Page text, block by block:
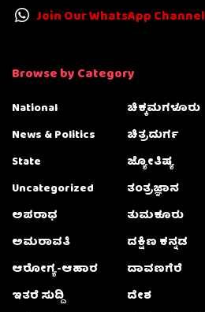
Join Our WhatsApp Channel
Browse by Category
National
News & Politics
State
Uncategorized
ಅಪರಾಧ
ಅಮರಾವತಿ
ಆರೋಗ್ಯ-ಆಹಾರ
ಇತರೆ ಸುದ್ದಿ
ಚಿಕ್ಕಮಗಳೂರು
ಚಿತ್ರದುರ್ಗ
ಜ್ಯೋತಿಷ್ಯ
ತಂತ್ರಜ್ಞಾನ
ತುಮಕೂರು
ದಕ್ಷಿಣ ಕನ್ನಡ
ದಾವಣಗೆರೆ
ದೇಶ